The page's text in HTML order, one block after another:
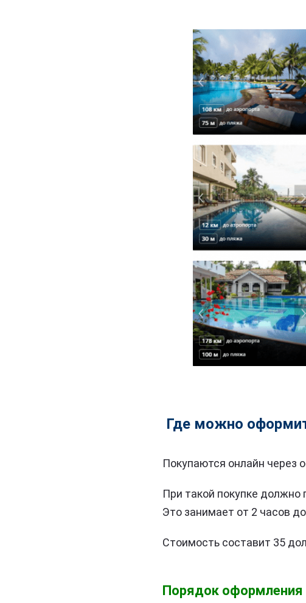
Где можно
Покупаются онлайн через
При такой покупке
Это занимает от 2 часов
Стоимость составит 35
Порядок оформления